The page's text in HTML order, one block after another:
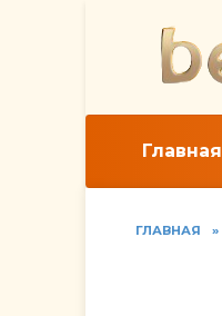
Главная
ГЛАВНАЯ »